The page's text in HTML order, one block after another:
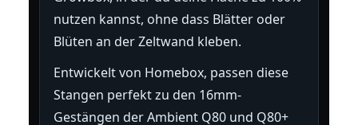
nutzen kannst, ohne dass Blätter oder
Blüten an der Zeltwand kleben.
Entwickelt von Homebox, passen diese
Stangen perfekt zu den 16mm-
Gestängen der Ambient Q80 und Q80+